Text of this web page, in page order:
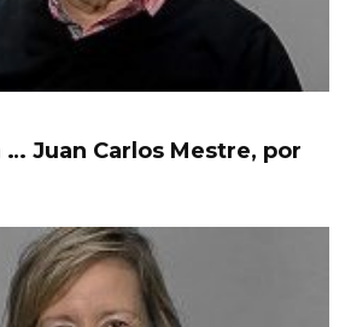
… Juan Carlos Mestre, por